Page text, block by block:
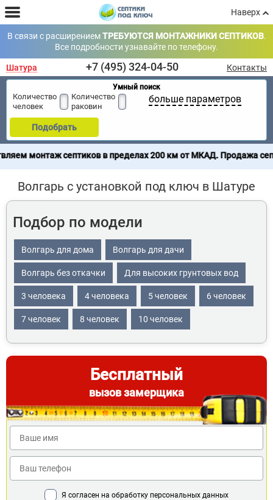
Наверх
В связи с расширениемТРЕБУЮТСЯ МОНТАЖНИКИ СЕПТИКОВ.
Все подробности узнавайте по телефону.
Шатура +7 (495) 324-04-50 Контакты
Умный поиск
Количество
человек
Количество
раковин
больше параметров
Подобрать
в пределах 200 км от МКАД. Продажа септиков по всей
Волгарь с установкой под ключ в Шатуре
Подбор по модели
Волгарь для дома Волгарь для дачи
Волгарь без откачки Для высоких грунтовых вод
3 человека 4 человека 5 человек 6 человек
7 человек 8 человек 10 человек
Бесплатный
вызов замерщика
Я согласен на обработку персональных данных